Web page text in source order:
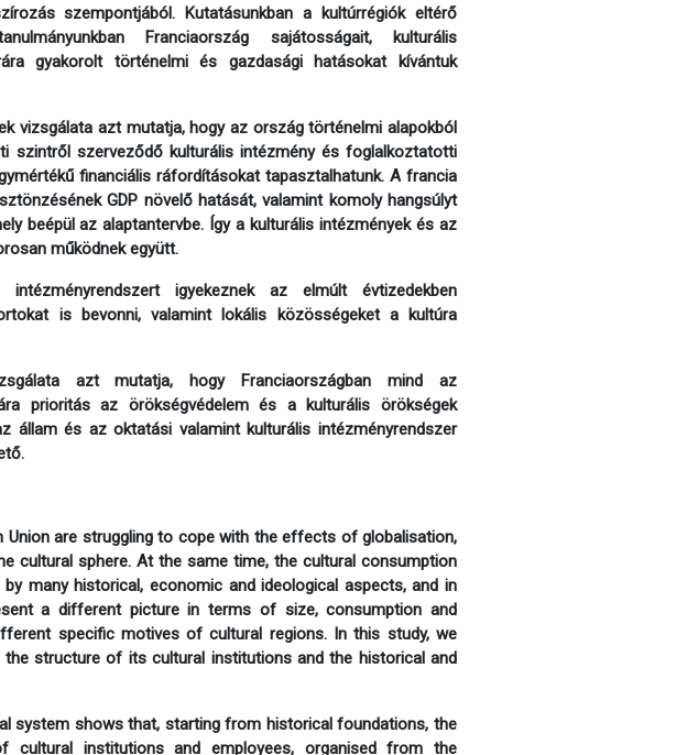
szempontjából. Kutatásunkban a kultúrrégiók eltérő
Franciaország sajátosságait, kulturális
gyakorolt történelmi és gazdasági hatásokat kívántuk
vizsgálata azt mutatja, hogy az ország történelmi alapokból
szintről szerveződő kulturális intézmény és foglalkoztatotti
financiális ráfordításokat tapasztalhatunk. A francia
GDP növelő hatását, valamint komoly hangsúlyt
beépül az alaptantervbe. Így a kulturális intézmények és az
működnek együtt.
igyekeznek az elmúlt évtizedekben
is bevonni, valamint lokális közösségeket a kultúra
azt mutatja, hogy Franciaországban mind az
prioritás az örökségvédelem és a kulturális örökségek
állam és az oktatási valamint kulturális intézményrendszer
are struggling to cope with the effects of globalisation,
cultural sphere. At the same time, the cultural consumption
many historical, economic and ideological aspects, and in
a different picture in terms of size, consumption and
specific motives of cultural regions. In this study, we
structure of its cultural institutions and the historical and
system shows that, starting from historical foundations, the
institutions and employees, organised from the